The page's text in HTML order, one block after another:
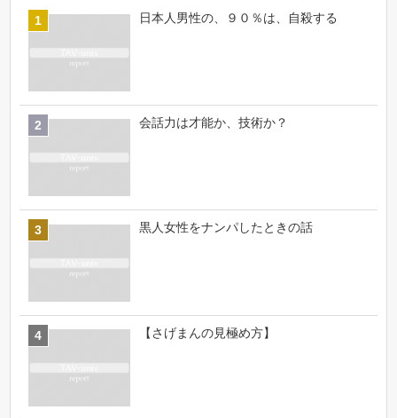
日本人男性の、９０％は、自殺する
会話力は才能か、技術か？
黒人女性をナンパしたときの話
【さげまんの見極め方】